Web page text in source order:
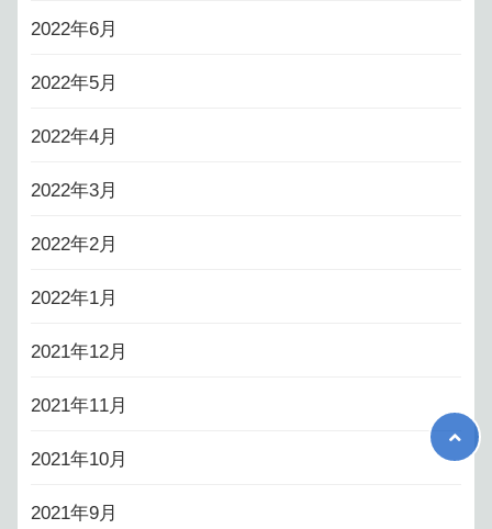
2022年6月
2022年5月
2022年4月
2022年3月
2022年2月
2022年1月
2021年12月
2021年11月
2021年10月
2021年9月